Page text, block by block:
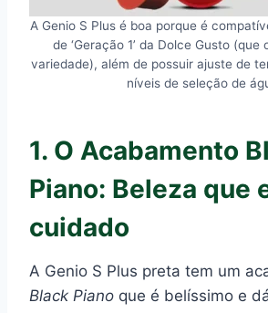
A Genio S Plus é boa porque é
de ‘Geração 1’ da Dolce Gusto
variedade), além de possuir ajuste de
níveis de seleção de
1. O Acabamento
Piano: Beleza que
cuidado
A Genio S Plus preta tem um
Black Piano que é belíssimo e